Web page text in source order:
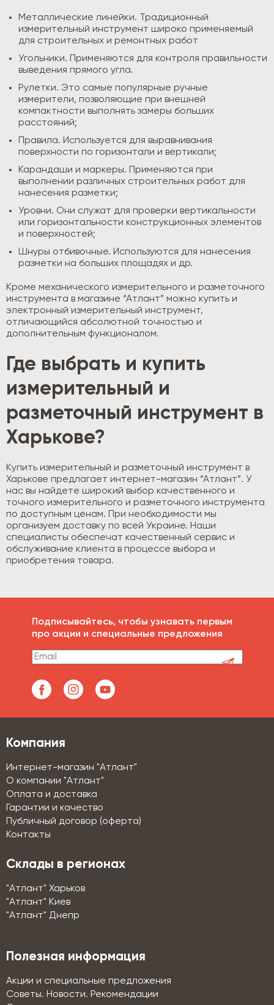
Металлические линейки. Традиционный
измерительный инструмент широко применяемый
для строительных и ремонтных работ
Угольники. Применяются для контроля правильности
выведения прямого угла.
Рулетки. Это самые популярные ручные
измерители, позволяющие при внешней
компактности выполнять замеры больших
расстояний;
Правила. Используется для выравнивания
поверхности по горизонтали и вертикали;
Карандаши и маркеры. Применяются при
выполнении различных строительных работ для
нанесения разметки;
Уровни. Они служат для проверки вертикальности
или горизонтальности конструкционных элементов
и поверхностей;
Шнуры отбивочные. Используются для нанесения
разметки на больших площадях и др.
Кроме механического измерительного и разметочного
инструмента в магазине “Атлант” можно купить и
электронный измерительный инструмент,
отличающийся абсолютной точностью и
дополнительным функционалом.
Где выбрать и купить
измерительный и
разметочный инструмент в
Харькове?
Купить измерительный и разметочный инструмент в
Харькове предлагает интернет-магазин “Атлант”. У
нас вы найдете широкий выбор качественного и
точного измерительного и разметочного инструмента
по доступным ценам. При необходимости мы
организуем доставку по всей Украине. Наши
специалисты обеспечат качественный сервис и
обслуживание клиента в процессе выбора и
приобретения товара.
Подписывайтесь, чтобы узнавать первым
про акции и специальные предложения
Компания
Интернет-магазин "Атлант"
О компании "Атлант"
Оплата и доставка
Гарантии и качество
Публичный договор (оферта)
Контакты
Склады в регионах
"Атлант" Харьков
"Атлант" Киев
"Атлант" Днепр
Полезная информация
Акции и специальные предложения
Советы. Новости. Рекомендации